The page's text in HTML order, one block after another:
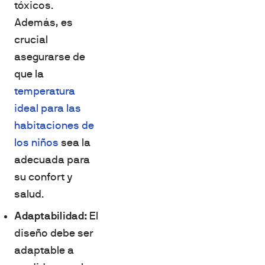
tóxicos.
Además, es
crucial
asegurarse de
que la
temperatura
ideal para las
habitaciones de
los niños sea la
adecuada para
su confort y
salud.
Adaptabilidad: El
diseño debe ser
adaptable a